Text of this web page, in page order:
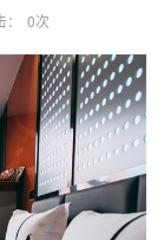
0次